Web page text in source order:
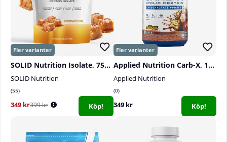
SOLID Nutrition Isolate, 750 g
SOLID Nutrition
55
349 kr399 kr Köp!
Applied Nutrition Carb-X, 1200 g
Applied Nutrition
0
349 kr Köp!